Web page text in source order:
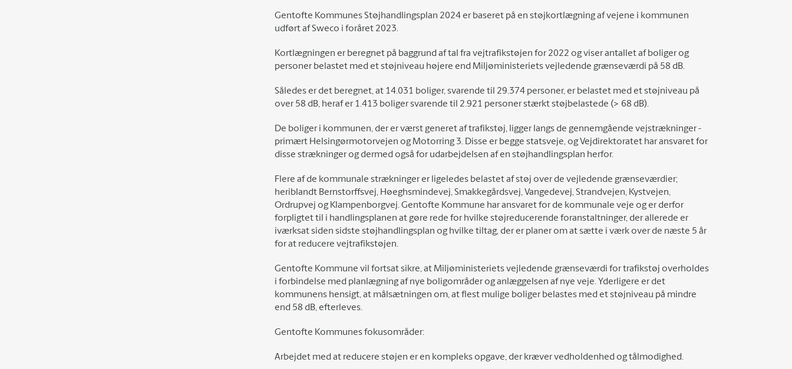
Gentofte Kommunes Støjhandlingsplan 2024 er baseret på en støjkortlægning af vejene i kommunen
udført af Sweco i foråret 2023.
Kortlægningen er beregnet på baggrund af tal fra vejtrafikstøjen for 2022 og viser antallet af boliger og
personer belastet med et støjniveau højere end Miljøministeriets vejledende grænseværdi på 58 dB.
Således er det beregnet, at 14.031 boliger, svarende til 29.374 personer, er belastet med et støjniveau på
over 58 dB, heraf er 1.413 boliger svarende til 2.921 personer stærkt støjbelastede (> 68 dB).
De boliger i kommunen, der er værst generet af trafikstøj, ligger langs de gennemgående vejstrækninger -
primært Helsingørmotorvejen og Motorring 3. Disse er begge statsveje, og Vejdirektoratet har ansvaret for
disse strækninger og dermed også for udarbejdelsen af en støjhandlingsplan herfor.
Flere af de kommunale strækninger er ligeledes belastet af støj over de vejledende grænseværdier;
heriblandt Bernstorffsvej, Høeghsmindevej, Smakkegårdsvej, Vangedevej, Strandvejen, Kystvejen,
Ordrupvej og Klampenborgvej. Gentofte Kommune har ansvaret for de kommunale veje og er derfor
forpligtet til i handlingsplanen at gøre rede for hvilke støjreducerende foranstaltninger, der allerede er
iværksat siden sidste støjhandlingsplan og hvilke tiltag, der er planer om at sætte i værk over de næste 5 år
for at reducere vejtrafikstøjen.
Gentofte Kommune vil fortsat sikre, at Miljøministeriets vejledende grænseværdi for trafikstøj overholdes
i forbindelse med planlægning af nye boligområder og anlæggelsen af nye veje. Yderligere er det
kommunens hensigt, at målsætningen om, at flest mulige boliger belastes med et støjniveau på mindre
end 58 dB, efterleves.
Gentofte Kommunes fokusområder:
Arbejdet med at reducere støjen er en kompleks opgave, der kræver vedholdenhed og tålmodighed.